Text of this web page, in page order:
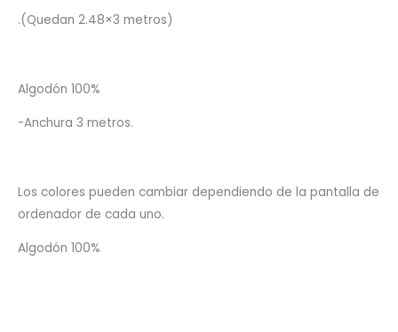
.(Quedan 2.48×3 metros)
Algodón 100%
-Anchura 3 metros.
Los colores pueden cambiar dependiendo de la pantalla de
ordenador de cada uno.
Algodón 100%